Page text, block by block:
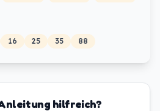
16 25 35 88
hilfreich?